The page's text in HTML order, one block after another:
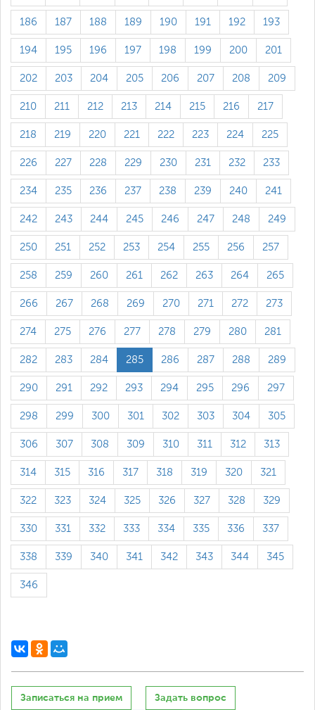
186 187 188 189 190 191 192 193
194 195 196 197 198 199 200 201
202 203 204 205 206 207 208 209
210 211 212 213 214 215 216 217
218 219 220 221 222 223 224 225
226 227 228 229 230 231 232 233
234 235 236 237 238 239 240 241
242 243 244 245 246 247 248 249
250 251 252 253 254 255 256 257
258 259 260 261 262 263 264 265
266 267 268 269 270 271 272 273
274 275 276 277 278 279 280 281
282 283 284 285 286 287 288 289
290 291 292 293 294 295 296 297
298 299 300 301 302 303 304 305
306 307 308 309 310 311 312 313
314 315 316 317 318 319 320 321
322 323 324 325 326 327 328 329
330 331 332 333 334 335 336 337
338 339 340 341 342 343 344 345
346
Записаться на прием Задать вопрос